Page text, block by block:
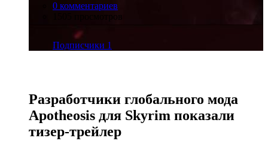
0 комментариев
1505 просмотров
Подписчики 1
Разработчики глобального мода
Apotheosis для Skyrim показали
тизер-трейлер